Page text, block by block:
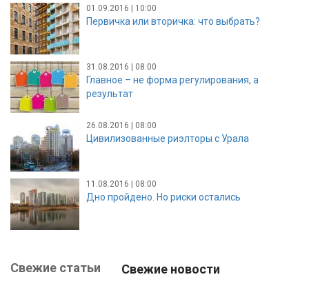
01.09.2016 | 10:00
Первичка или вторичка: что выбрать?
31.08.2016 | 08:00
Главное – не форма регулирования, а
результат
26.08.2016 | 08:00
Цивилизованные риэлторы с Урала
11.08.2016 | 08:00
Дно пройдено. Но риски остались
Свежие статьи Свежие новости